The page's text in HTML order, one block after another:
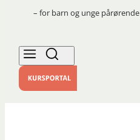
– for barn og unge pårørende